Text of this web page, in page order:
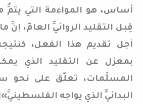
أساس، هو المواءمة التي يتمُّ
قِبل التقليد الروائيِّ العامّ،
أجل تقديم هذا الفعل،
بمعزل عن التقليد الذي
المسلَّمات، تعلّق على نحو
البدائيِّ الذي يواجه